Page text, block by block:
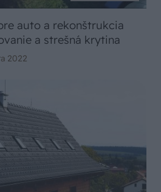
auto a rekonštrukcia
a strešná krytina
2022